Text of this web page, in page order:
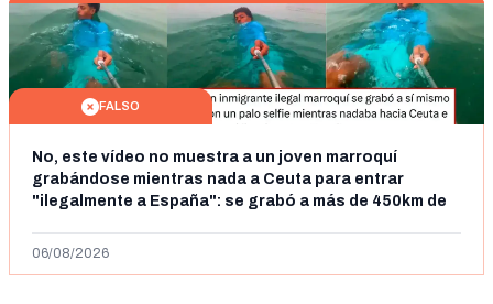
FALSO
No, este vídeo no muestra a un joven marroquí
grabándose mientras nada a Ceuta para entrar
"ilegalmente a España": se grabó a más de 450km de
06/08/2026